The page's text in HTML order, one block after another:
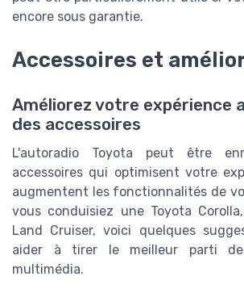
encore sous garantie.
Accessoires et
Améliorez votre expérience
des accessoires
L'autoradio Toyota peut être
accessoires qui optimisent votre
augmentent les fonctionnalités de
vous conduisiez une Toyota
Land Cruiser, voici quelques
aider à tirer le meilleur parti
multimédia.